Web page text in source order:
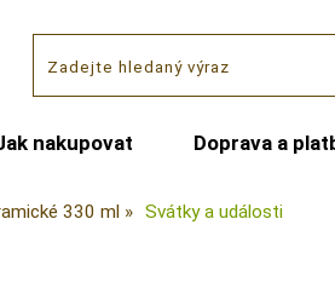
nakupovat Doprava a
330 ml Svátky a události